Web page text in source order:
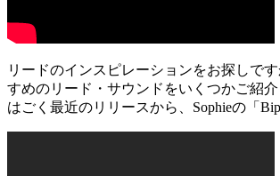
リードのインスピレーションをお探しで
すめのリード・サウンドをいくつかご紹
はごく最近のリリースから、Sophieの「